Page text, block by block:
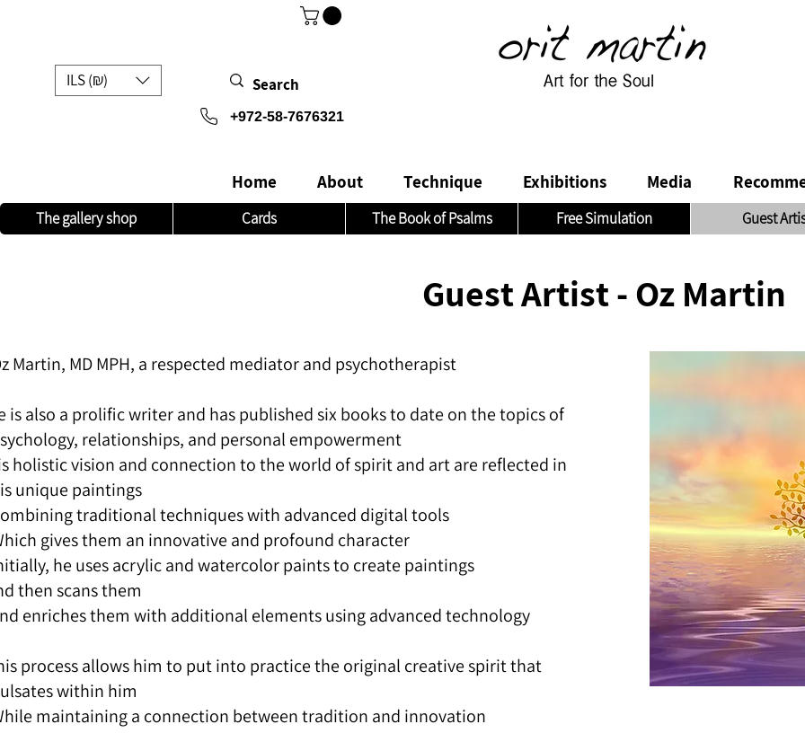
ILS (₪)
972-58-7676321+
Media
Exhibitions
Technique
About
Home
Guest
Free Simulation
The Book of Psalms
Cards
The gallery shop
Guest Artist - Oz Martin
Martin, MD MPH, a respected mediator and psychotherapist,
is also a prolific writer and has published six books to date on the topics of
relationships, and personal empowerment.
holistic vision and connection to the world of spirit and art are reflected in
unique paintings,
traditional techniques with advanced digital tools,
gives them an innovative and profound character.
he uses acrylic and watercolor paints to create paintings,
then scans them
enriches them with additional elements using advanced technology.
process allows him to put into practice the original creative spirit that
within him,
maintaining a connection between tradition and innovation.